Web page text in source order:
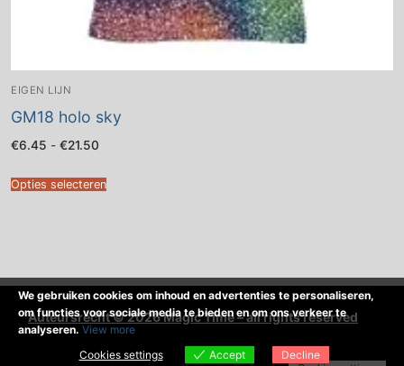
EIGEN LIJN
GM18 holo sky
€6.45 - €21.50
€21.50
Opties selecteren
Auteursrecht © 2026 Magic Time – all rights reserved
We gebruiken cookies om inhoud en advertenties te personaliseren,
om functies voor sociale media te bieden en om ons verkeer te
analyseren. View more
Cookies settings
Accept Decline